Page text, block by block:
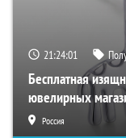
21:24:00
Бесплатная
ювелирных
Россия